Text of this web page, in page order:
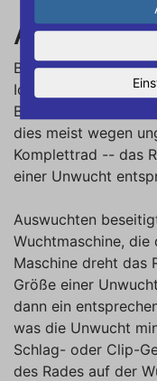
Balancieren Sie ein
Idealfall horizontal
Balancieren auf der
dies meist wegen
Komplettrad -- das
einer Unwucht
Auswuchten
Wuchtmaschine, die
Maschine dreht das
Größe einer
dann ein
was die Unwucht
Schlag- oder Clip-
des Rades auf der